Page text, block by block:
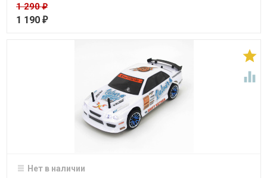
1 290₽
1 190 ₽


Нет в наличии